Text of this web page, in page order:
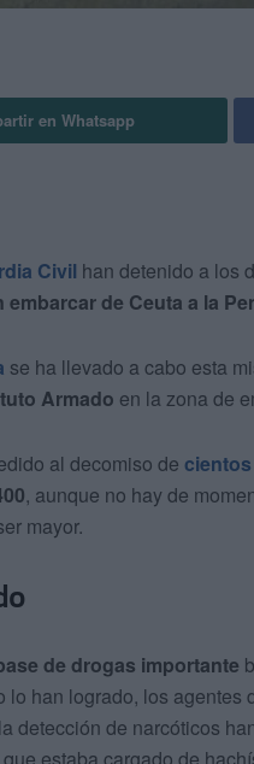
en Whatsapp
Civil han detenido a los
embarcar de Ceuta a la
se ha llevado a cabo esta
Armado en la zona de
al decomiso de
, aunque no hay de
mayor.
de drogas importante
lo han logrado, los
detección de narcóticos